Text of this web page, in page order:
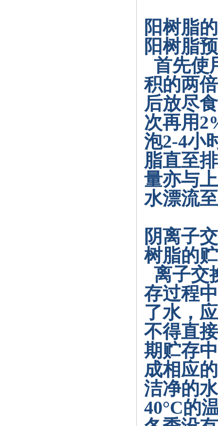
阳树脂
阳树脂
首先使
积的两
后放尽
次再用
泡2-4小
脂直至
量亦与
水漂流
阴离子
树脂的
离子交
存过程
了水，
不得直
期贮存
成相应
洁净的
40°C的